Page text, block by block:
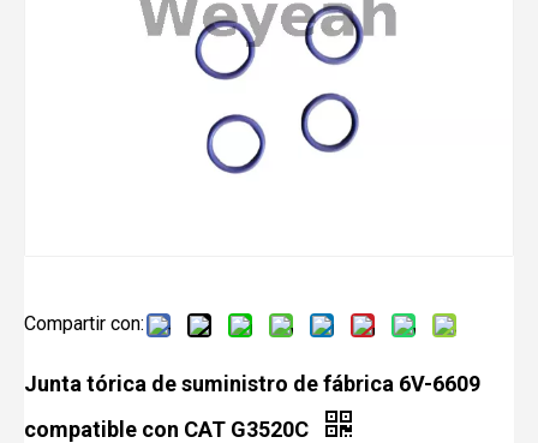
Compartir con:
Junta tórica de suministro de fábrica 6V-6609
compatible con CAT G3520C